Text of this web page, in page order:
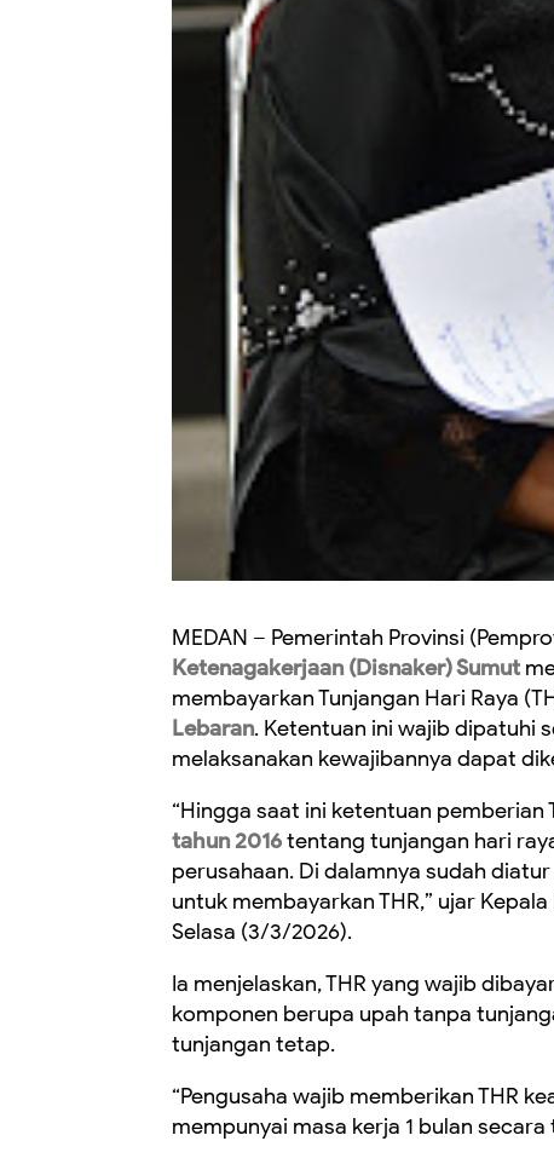
MEDAN – Pemerintah Provinsi
Ketenagakerjaan (Disnaker) Sumut
membayarkan Tunjangan Hari Raya
Lebaran. Ketentuan ini wajib dipatuhi
melaksanakan kewajibannya dapat
“Hingga saat ini ketentuan pemberian
tahun 2016tentang tunjangan hari
perusahaan. Di dalamnya sudah
untuk membayarkan THR,” ujar
Selasa (3/3/2026).
Ia menjelaskan, THR yang wajib
komponen berupa upah tanpa
tunjangan tetap.
“Pengusaha wajib memberikan THR
mempunyai masa kerja 1 bulan